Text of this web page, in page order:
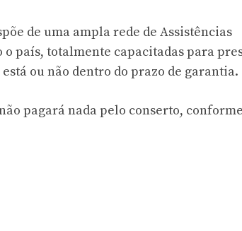
de uma ampla rede de Assistências
país, totalmente capacitadas para
ou não dentro do prazo de garantia.
pagará nada pelo conserto,